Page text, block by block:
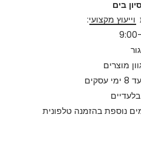
וייעוץ מקצועי:
מוצרים
נוספת בהזמנה טלפונית